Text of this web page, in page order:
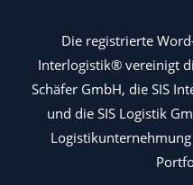
Die registrierte
Interlogistik® vereinigt
Schäfer GmbH, die SIS
und die SIS Logistik